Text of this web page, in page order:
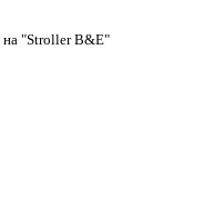
на "Stroller B&E"